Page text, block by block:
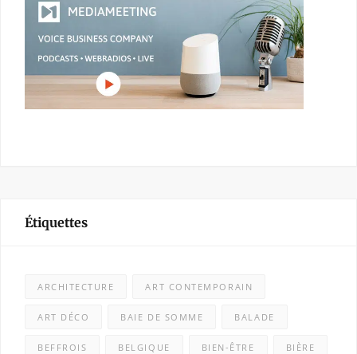
Étiquettes
ARCHITECTURE ART CONTEMPORAIN
ART DÉCO BAIE DE SOMME BALADE
BEFFROIS BELGIQUE BIEN-ÊTRE BIÈRE